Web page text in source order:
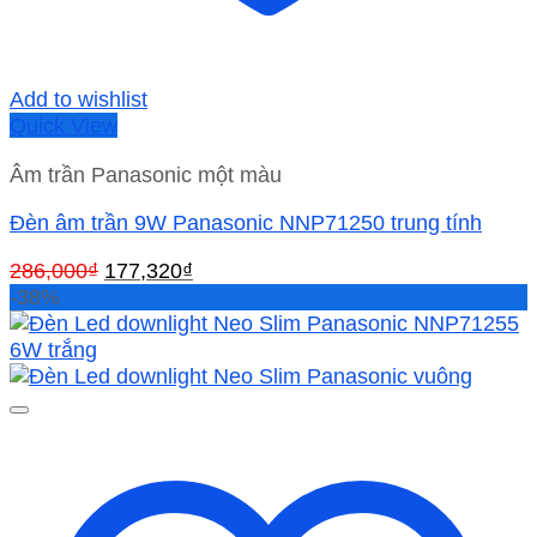
Add to wishlist
Quick View
Âm trần Panasonic một màu
Đèn âm trần 9W Panasonic NNP71250 trung tính
286,000₫ Giá
là:
177,320₫
tại
177,320₫.
-38%